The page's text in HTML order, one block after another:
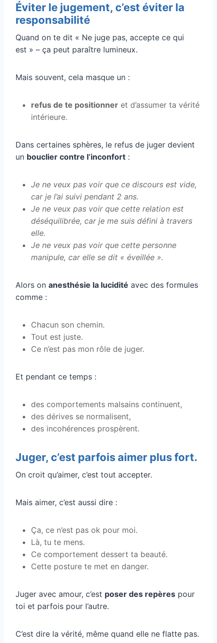
Éviter le jugement, c’est éviter la
responsabilité
Quand on te dit « Ne juge pas, accepte ce qui
est » – ça peut paraître lumineux.
Mais souvent, cela masque un :
refus de te positionner et d’assumer ta vérité
intérieure.
Dans certaines sphères, le refus de juger devient
un bouclier contre l’inconfort :
Je ne veux pas voir que ce discours est vide,
car je l’ai suivi pendant 2 ans.
Je ne veux pas voir que cette relation est
déséquilibrée, car je me suis défini à travers
elle.
Je ne veux pas voir que cette personne
manipule, car elle se dit « éveillée ».
Alors on anesthésie la lucidité avec des formules
comme :
Chacun son chemin.
Tout est juste.
Ce n’est pas mon rôle de juger.
Et pendant ce temps :
des comportements malsains continuent,
des dérives se normalisent,
des incohérences prospèrent.
Juger, c’est parfois aimer plus fort.
On croit qu’aimer, c’est tout accepter.
Mais aimer, c’est aussi dire :
Ça, ce n’est pas ok pour moi.
Là, tu te mens.
Ce comportement dessert ta beauté.
Cette posture te met en danger.
Juger avec amour, c’est poser des repères pour
toi et parfois pour l’autre.
C’est dire la vérité, même quand elle ne flatte pas.